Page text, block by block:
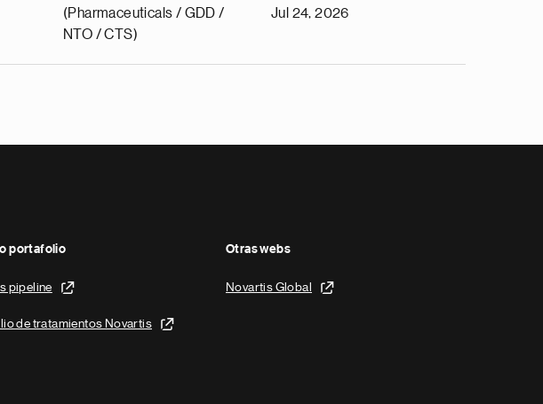
(Pharmaceuticals / GDD /
NTO / CTS)
Jul 24, 2026
portafolio
pipeline
de tratamientos Novartis
Otras webs
Novartis Global